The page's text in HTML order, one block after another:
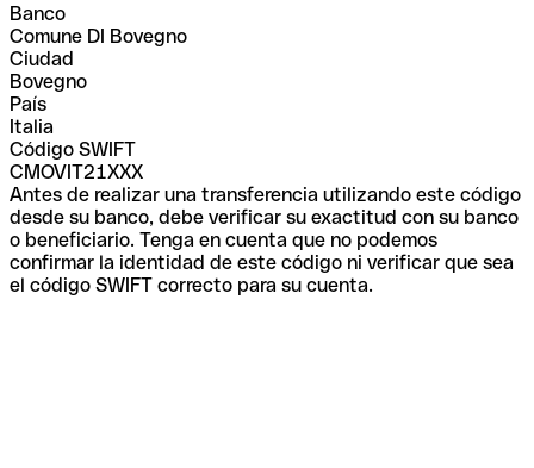
Banco
Comune DI Bovegno
Ciudad
Bovegno
País
Italia
Código SWIFT
CMOVIT21XXX
Antes de realizar una transferencia utilizando este código
desde su banco, debe verificar su exactitud con su banco
o beneficiario. Tenga en cuenta que no podemos
confirmar la identidad de este código ni verificar que sea
el código SWIFT correcto para su cuenta.